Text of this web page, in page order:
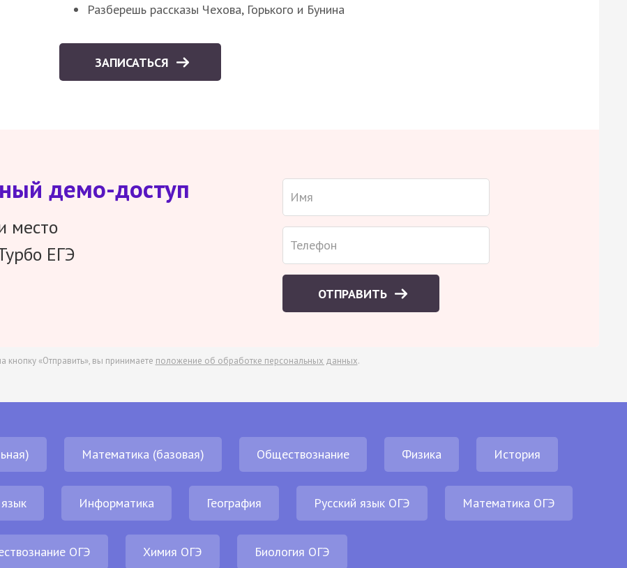
Разберешь рассказы Чехова, Горького и Бунина
ЗАПИСАТЬСЯ
демо-доступ
место
ЕГЭ
ОТПРАВИТЬ
кнопку «Отправить», вы принимаете положение об обработке персональных данных.
Математика (базовая) Обществознание Физика История
Информатика География Русский язык ОГЭ Математика ОГЭ
ОГЭ Химия ОГЭ Биология ОГЭ